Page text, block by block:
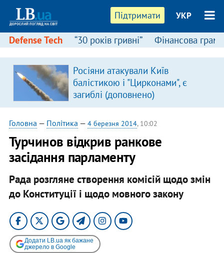
Підтримати УКР
Defense Tech “30 років гривні” Фінансова
Росіяни атакували Київ
балістикою і "Цирконами", є
загиблі (доповнено)
Головна — Політика — 4 березня 2014, 10:02
Турчинов відкрив ранкове
засідання парламенту
Рада розгляне створення комісій щодо змін
до Конституції і щодо мовного закону
Додати LB.ua як бажане
джерело в Google